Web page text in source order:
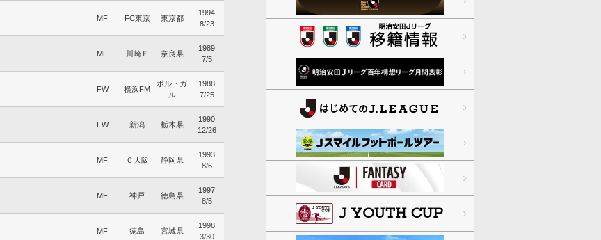
MF FC東京 東京都
1994
8/23
MF 川崎Ｆ 奈良県
1989
7/5
FW 横浜FM
ポルトガ
ル
1988
7/25
FW 新潟 栃木県
1990
12/26
MF Ｃ大阪 静岡県
1993
8/6
MF 神戸 徳島県
1997
8/5
MF 徳島 宮城県
1998
3/30